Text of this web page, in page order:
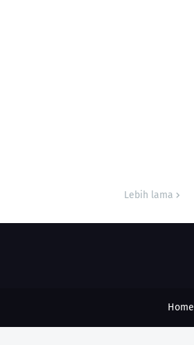
Lebih lama
Home